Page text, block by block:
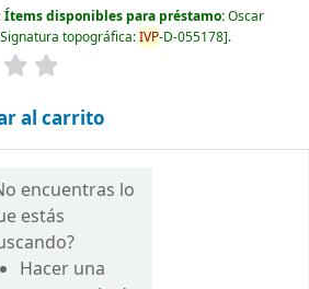
Ítems disponibles para préstamo:Oscar
Signatura topográfica:IVP-D-055178 .
al carrito
encuentras lo
estás
Hacer una